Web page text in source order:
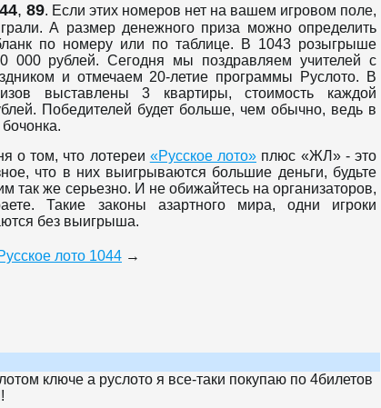
44, 89. Если этих номеров нет на вашем игровом поле,
А размер денежного приза можно определить
по номеру или по таблице. В 1043 розыгрыше
000 рублей. Сегодня мы поздравляем учителей с
и отмечаем 20-летие программы Руслото. В
выставлены 3 квартиры, стоимость каждой
Победителей будет больше, чем обычно, ведь в
о том, что лотереи «Русское лото» плюс «ЖЛ» - это
что в них выигрываются большие деньги, будьте
так же серьезно. И не обижайтесь на организаторов,
Такие законы азартного мира, одни игроки
без выигрыша.
лото 1044 →
ключе а руслото я все-таки покупаю по 4билетов